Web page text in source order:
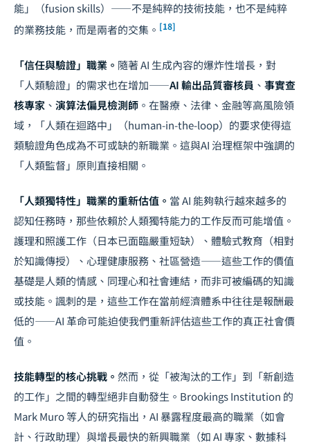
能」（fusion skills）——不是純粹的技術技能，也不是純粹
的業務技能，而是兩者的交集。 [18]
「信任與驗證」職業。 隨著 AI 生成內容的爆炸性增長，對
「人類驗證」的需求也在增加——AI 輸出品質審核員 、 事實查
核專家 、 演算法偏見檢測師 。在醫療、法律、金融等高風險領
域，「人類在迴路中」（human-in-the-loop）的要求使得這
類驗證角色成為不可或缺的新職業。這與AI 治理框架中強調的
「人類監督」原則直接相關。
「人類獨特性」職業的重新估值。 當 AI 能夠執行越來越多的
認知任務時，那些依賴於人類獨特能力的工作反而可能增值。
護理和照護工作（日本已面臨嚴重短缺）、體驗式教育（相對
於知識傳授）、心理健康服務、社區營造——這些工作的價值
基礎是人類的情感、同理心和社會連結，而非可被編碼的知識
或技能。諷刺的是，這些工作在當前經濟體系中往往是報酬最
低的——AI 革命可能迫使我們重新評估這些工作的真正社會價
值。
技能轉型的核心挑戰。 然而，從「被淘汰的工作」到「新創造
的工作」之間的轉型絕非自動發生。Brookings Institution 的
Mark Muro 等人的研究指出，AI 暴露程度最高的職業（如會
計、行政助理）與增長最快的新興職業（如 AI 專家、數據科